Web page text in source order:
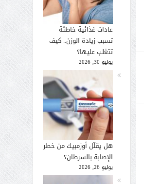
عادات غذائية خاطئة
تسبب زيادة الوزن.. كيف
تتغلب عليها؟
يوليو 30, 2026
هل يقلّل أوزمبيك من خطر
الإصابة بالسرطان؟
يوليو 26, 2026